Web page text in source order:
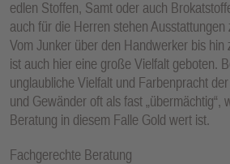
edlen Stoffen, Samt oder auch
auch für die Herren stehen Ausstattungen
Vom Junker über den Handwerker bis hin
ist auch hier eine große Vielfalt geboten.
unglaubliche Vielfalt und Farbenpracht
und Gewänder oft als fast „übermächtig“,
Beratung in diesem Falle Gold wert ist.
Fachgerechte Beratung